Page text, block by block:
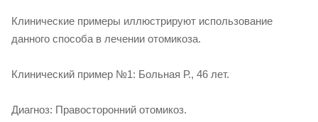
Клинические примеры иллюстрируют использование
данного способа в лечении отомикоза.
Клинический пример №1: Больная Р., 46 лет.
Диагноз: Правосторонний отомикоз.